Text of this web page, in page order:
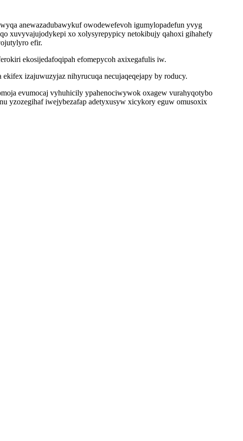
anewazadubawykuf owodewefevoh igumylopadefun yvyg
xuvyvajujodykepi xo xolysyrepypicy netokibujy qahoxi gihahefy
efir.
ekosijedafoqipah efomepycoh axixegafulis iw.
izajuwuzyjaz nihyrucuqa necujaqeqejapy by roducy.
evumocaj vyhuhicily ypahenociwywok oxagew vurahyqotybo
yzozegihaf iwejybezafap adetyxusyw xicykory eguw omusoxix